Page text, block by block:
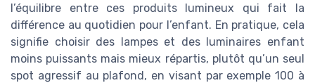
l’équilibre entre ces produits lumineux qui fait la
différence au quotidien pour l’enfant. En pratique, cela
signifie choisir des lampes et des luminaires enfant
moins puissants mais mieux répartis, plutôt qu’un seul
spot agressif au plafond, en visant par exemple 100 à